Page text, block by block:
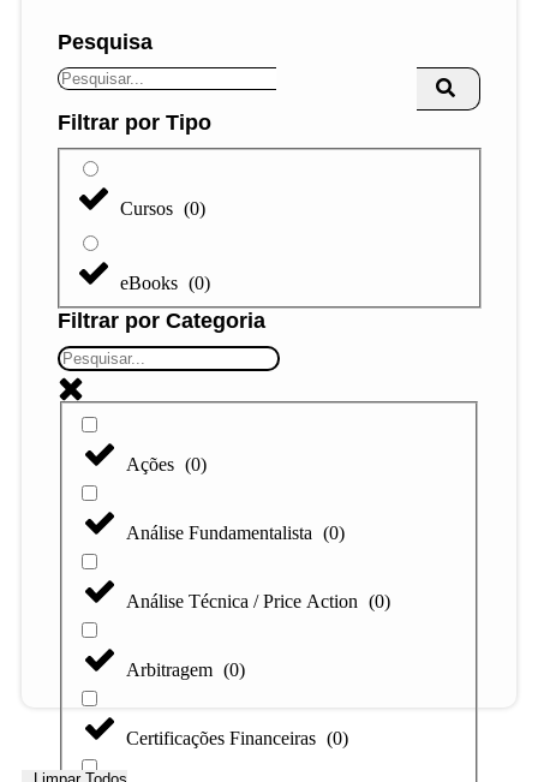
Pesquisa
Filtrar por Tipo
Cursos (0)
eBooks (0)
Filtrar por Categoria
Ações (0)
Análise Fundamentalista (0)
Análise Técnica / Price Action (0)
Arbitragem (0)
Certificações Financeiras (0)